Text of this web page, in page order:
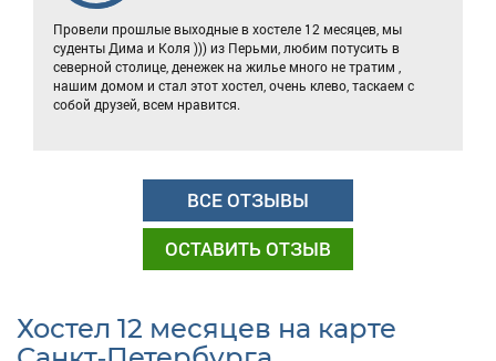
Провели прошлые выходные в хостеле 12 месяцев, мы
суденты Дима и Коля ))) из Перьми, любим потусить в
северной столице, денежек на жилье много не тратим ,
нашим домом и стал этот хостел, очень клево, таскаем с
собой друзей, всем нравится.
ВСЕ ОТЗЫВЫ
ОСТАВИТЬ ОТЗЫВ
Хостел 12 месяцев на карте